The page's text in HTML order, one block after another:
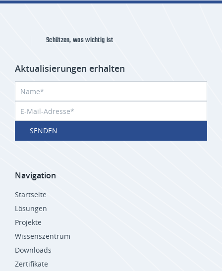
Schützen, was wichtig ist
Aktualisierungen erhalten
SENDEN
Navigation
Startseite
Lösungen
Projekte
Wissenszentrum
Downloads
Zertifikate